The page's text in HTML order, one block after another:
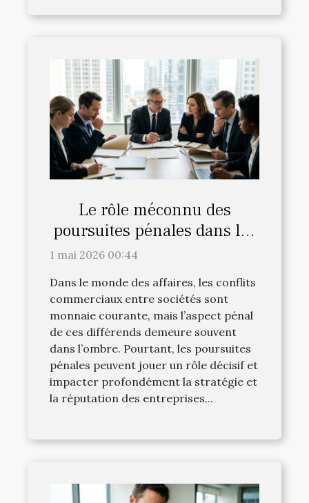
Le rôle méconnu des
poursuites pénales dans les
conflits commerciaux entre
1 mai 2026 00:44
Dans le monde des affaires, les conflits
commerciaux entre sociétés sont
monnaie courante, mais l’aspect pénal
de ces différends demeure souvent
dans l’ombre. Pourtant, les poursuites
pénales peuvent jouer un rôle décisif et
impacter profondément la stratégie et
la réputation des entreprises...